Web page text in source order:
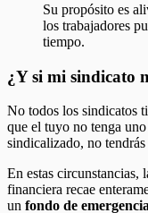
Su propósito es
los trabajadores
tiempo.
¿Y si mi sindicato
No todos los sindicatos
que el tuyo no tenga
sindicalizado, no
En estas circunstancias,
financiera recae
un fondo de emergencia